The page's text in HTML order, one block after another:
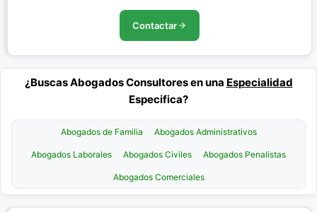
Contactar
¿Buscas Abogados Consultores en una Especialidad
Especifica?
Abogados de Familia Abogados Administrativos
Abogados Laborales Abogados Civiles Abogados Penalistas
Abogados Comerciales